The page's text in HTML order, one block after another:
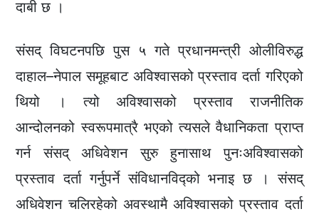
दाबी छ ।
संसद् विघटनपछि पुस ५ गते प्रधानमन्त्री ओलीविरुद्ध
दाहाल–नेपाल समूहबाट अविश्वासको प्रस्ताव दर्ता गरिएको
थियो । त्यो अविश्वासको प्रस्ताव राजनीतिक
आन्दोलनको स्वरूपमात्रै भएको त्यसले वैधानिकता प्राप्त
गर्न संसद् अधिवेशन सुरु हुनासाथ पुनःअविश्वासको
प्रस्ताव दर्ता गर्नुपर्ने संविधानविद्को भनाइ छ । संसद्
अधिवेशन चलिरहेको अवस्थामै अविश्वासको प्रस्ताव दर्ता